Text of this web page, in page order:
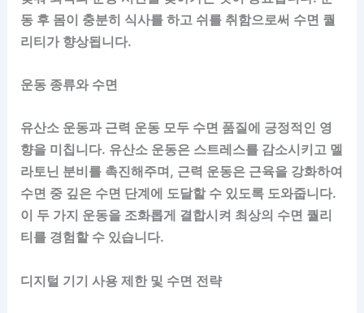
동 후 몸이 충분히 식사를 하고 쉬를 취함으로써 수면 퀄
리티가 향상됩니다.
운동 종류와 수면
유산소 운동과 근력 운동 모두 수면 품질에 긍정적인 영
향을 미칩니다. 유산소 운동은 스트레스를 감소시키고 멜
라토닌 분비를 촉진해주며, 근력 운동은 근육을 강화하여
수면 중 깊은 수면 단계에 도달할 수 있도록 도와줍니다.
이 두 가지 운동을 조화롭게 결합시켜 최상의 수면 퀄리
티를 경험할 수 있습니다.
디지털 기기 사용 제한 및 수면 전략